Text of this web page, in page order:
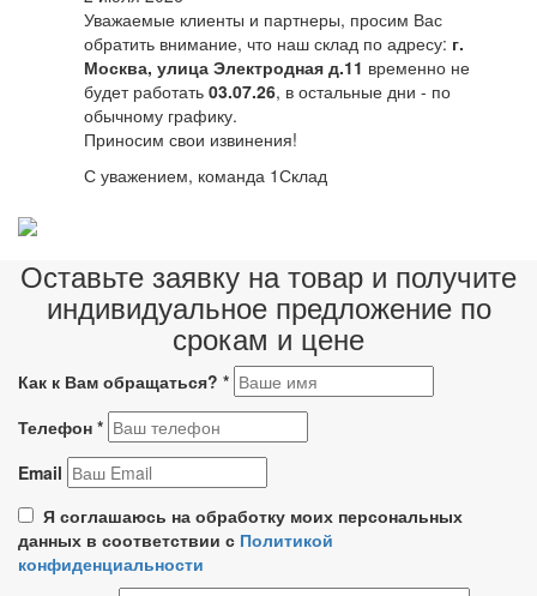
Уважаемые клиенты и партнеры, просим Вас
обратить внимание, что наш склад по адресу: г.
Москва, улица Электродная д.11 временно не
будет работать 03.07.26, в остальные дни - по
обычному графику.
Приносим свои извинения!
С уважением, команда 1Склад
Оставьте заявку на товар и получите
индивидуальное предложение по
срокам и цене
Как к Вам обращаться? *
Телефон *
Email
Я соглашаюсь на обработку моих персональных
данных в соответствии с Политикой
конфиденциальности